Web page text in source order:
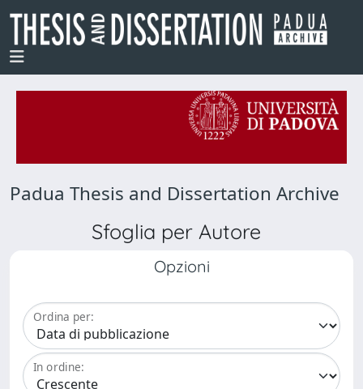
Padua Thesis and Dissertation Archive
Sfoglia per Autore
Opzioni
Ordina per:
In ordine: